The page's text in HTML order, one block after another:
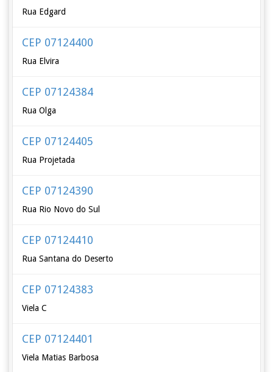
Rua Edgard
CEP 07124400
Rua Elvira
CEP 07124384
Rua Olga
CEP 07124405
Rua Projetada
CEP 07124390
Rua Rio Novo do Sul
CEP 07124410
Rua Santana do Deserto
CEP 07124383
Viela C
CEP 07124401
Viela Matias Barbosa